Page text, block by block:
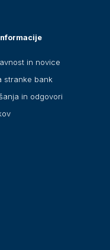
in novice
stranke bank
in odgovori